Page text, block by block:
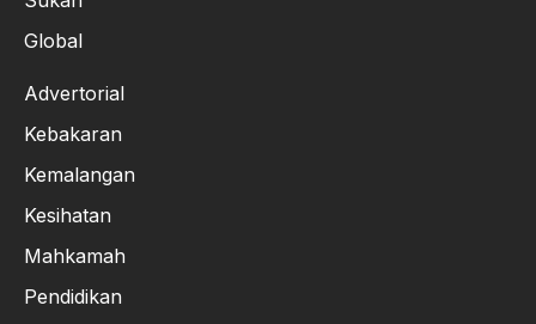
Global
Advertorial
Kebakaran
Kemalangan
Kesihatan
Mahkamah
Pendidikan